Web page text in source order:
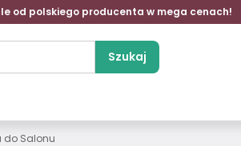
od polskiego producenta w mega cenach!
Szukaj
do Salonu